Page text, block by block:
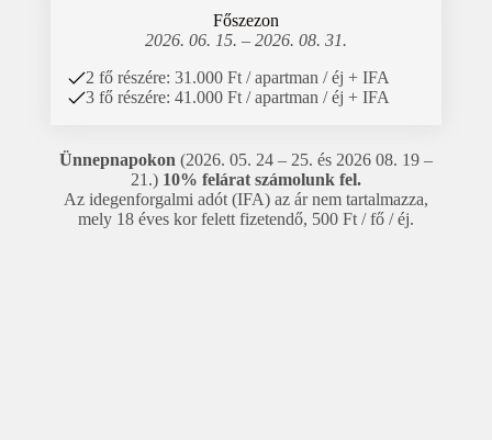
Főszezon
2026. 06. 15. – 2026. 08. 31.
2 fő részére: 31.000 Ft / apartman / éj + IFA
3 fő részére: 41.000 Ft / apartman / éj + IFA
Ünnepnapokon (2026. 05. 24 – 25. és 2026 08. 19 –
21.) 10% felárat számolunk fel.
Az idegenforgalmi adót (IFA) az ár nem tartalmazza,
mely 18 éves kor felett fizetendő, 500 Ft / fő / éj.